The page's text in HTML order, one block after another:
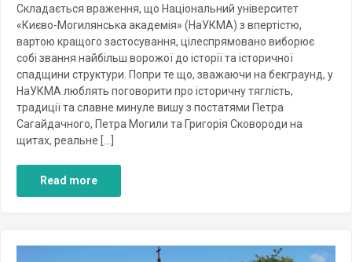
Складається враження, що Національний університет
«Києво-Могилянська академія» (НаУКМА) з впертістю,
вартою кращого застосування, цілеспрямовано виборює
собі звання найбільш ворожої до історії та історичної
спадщини структури. Попри те що, зважаючи на бекграунд, у
НаУКМА люблять поговорити про історичну тяглість,
традиції та славне минуле вишу з постатями Петра
Сагайдачного, Петра Могили та Григорія Сковороди на
щитах, реальне […]
Read more